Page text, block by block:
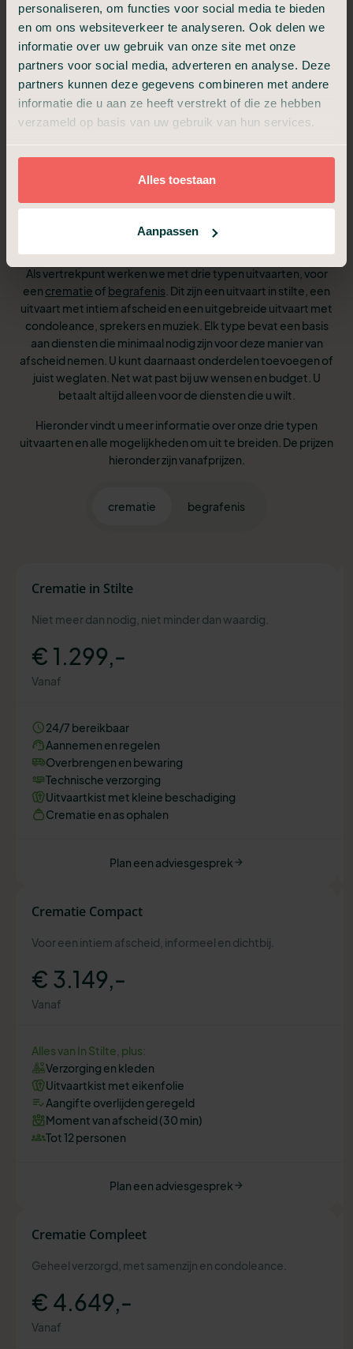
personaliseren, om functies voor social media te bieden
en om ons websiteverkeer te analyseren. Ook delen we
informatie over uw gebruik van onze site met onze
partners voor social media, adverteren en analyse. Deze
partners kunnen deze gegevens combineren met andere
informatie die u aan ze heeft verstrekt of die ze hebben
verzameld op basis van uw gebruik van hun services.
Alles toestaan
Aanpassen
7
We verzorgen het afscheid op de locatie van
de uitvaart
vergelijken
De exacte kosten voor een uitvaart in Assen zijn afhankelijk van
het soort uitvaart (cremeren of begraven), de locatie en de
Als vertrekpunt werken we met drie typen uitvaarten, voor
een crematie of begrafenis . Dit zijn een uitvaart in stilte, een
uitvaart met intiem afscheid en een uitgebreide uitvaart met
condoleance, sprekers en muziek. Elk type bevat een basis
aan diensten die minimaal nodig zijn voor deze manier van
afscheid nemen. U kunt daarnaast onderdelen toevoegen of
juist weglaten. Net wat past bij uw wensen en budget. U
betaalt altijd alleen voor de diensten die u wilt.
Hieronder vindt u meer informatie over onze drie typen
uitvaarten en alle mogelijkheden om uit te breiden. De prijzen
hieronder zijn vanafprijzen.
crematie begrafenis
Crematie in Stilte
Niet meer dan nodig, niet minder dan waardig.
€ 1.299,-
Vanaf
24/7 bereikbaar
Aannemen en regelen
Overbrengen en bewaring
Technische verzorging
Uitvaartkist met kleine beschadiging
Crematie en as ophalen
Plan een adviesgesprek
Crematie Compact
Voor een intiem afscheid, informeel en dichtbij.
€ 3.149,-
Vanaf
Alles van In Stilte, plus:
Verzorging en kleden
Uitvaartkist met eikenfolie
Aangifte overlijden geregeld
Moment van afscheid (30 min)
Tot 12 personen
Plan een adviesgesprek
Crematie Compleet
Geheel verzorgd, met samenzijn en condoleance.
€ 4.649,-
Vanaf